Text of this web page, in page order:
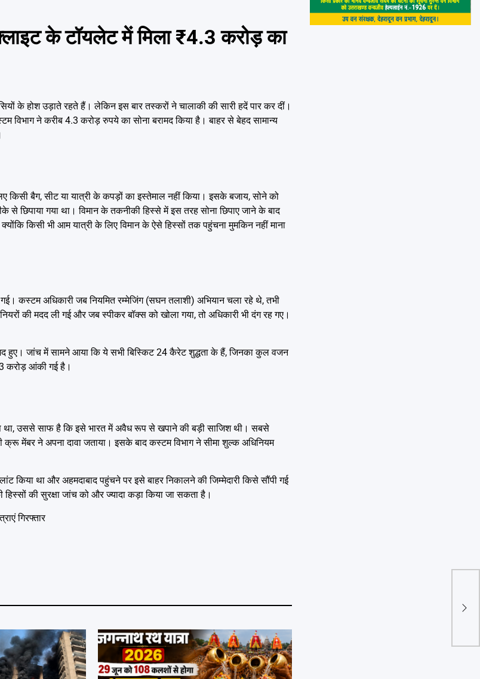
के टॉयलेट में मिला ₹4.3 करोड़ का
के होश उड़ाते रहते हैं। लेकिन इस बार तस्करों ने चालाकी की सारी हदें पार कर दीं।
ने करीब 4.3 करोड़ रुपये का सोना बरामद किया है। बाहर से बेहद सामान्य
किसी बैग, सीट या यात्री के कपड़ों का इस्तेमाल नहीं किया। इसके बजाय, सोने को
छिपाया गया था। विमान के तकनीकी हिस्से में इस तरह सोना छिपाए जाने के बाद
किसी भी आम यात्री के लिए विमान के ऐसे हिस्सों तक पहुंचना मुमकिन नहीं माना
कस्टम अधिकारी जब नियमित रम्मेजिंग (सघन तलाशी) अभियान चला रहे थे, तभी
की मदद ली गई और जब स्पीकर बॉक्स को खोला गया, तो अधिकारी भी दंग रह गए।
हुए। जांच में सामने आया कि ये सभी बिस्किट 24 कैरेट शुद्धता के हैं, जिनका कुल वजन
करोड़ आंकी गई है।
था, उससे साफ है कि इसे भारत में अवैध रूप से खपाने की बड़ी साजिश थी। सबसे
क्रू मेंबर ने अपना दावा जताया। इसके बाद कस्टम विभाग ने सीमा शुल्क अधिनियम
किया था और अहमदाबाद पहुंचने पर इसे बाहर निकालने की जिम्मेदारी किसे सौंपी गई
की सुरक्षा जांच को और ज्यादा कड़ा किया जा सकता है।
गिरफ्तार